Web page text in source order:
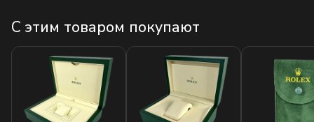
С этим товаром покупают